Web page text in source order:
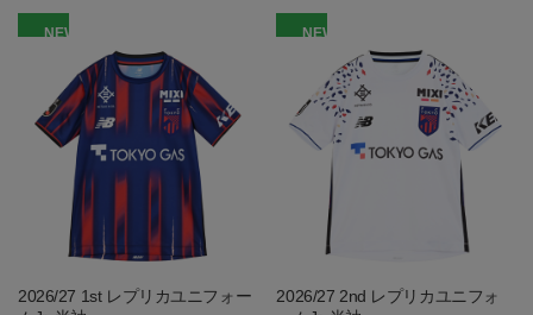
NEW
2026/27 1st レプリカユニフォー
NEW
2026/27 2nd レプリカユニフォ